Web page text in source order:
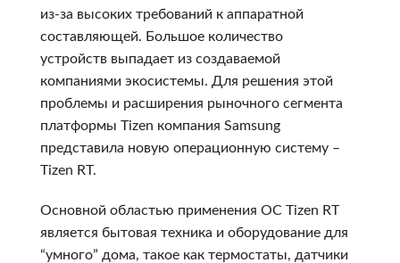
из-за высоких требований к аппаратной
составляющей. Большое количество
устройств выпадает из создаваемой
компаниями экосистемы. Для решения этой
проблемы и расширения рыночного сегмента
платформы Tizen компания Samsung
представила новую операционную систему –
Tizen RT.
Основной областью применения ОС Tizen RT
является бытовая техника и оборудование для
“умного” дома, такое как термостаты, датчики